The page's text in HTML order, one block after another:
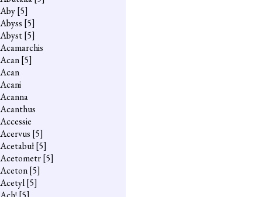
Aby[5]
Abyss [5]
Abyst[5]
Acamarchis
Acan[5]
Acan
Acani
Acanna
Acanthus
Accessie
Acervus [5]
Acetabuł[5]
Acetometr[5]
Aceton[5]
Acetyl[5]